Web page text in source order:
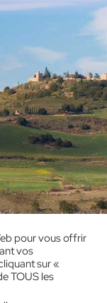
pour vous offrir
vos
sur «
TOUS les